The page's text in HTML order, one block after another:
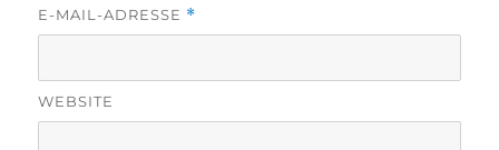
E-MAIL-ADRESSE *
WEBSITE